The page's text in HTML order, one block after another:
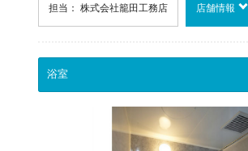
担当： 株式会社籠田工務店 店舗情報